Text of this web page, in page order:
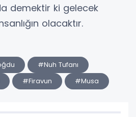
demektir ki gelecek
olacaktır.
#Nuh Tufanı
#Firavun #Musa